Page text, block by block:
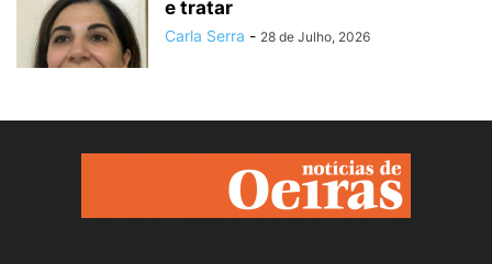
e tratar
Carla Serra - 28 de Julho, 2026